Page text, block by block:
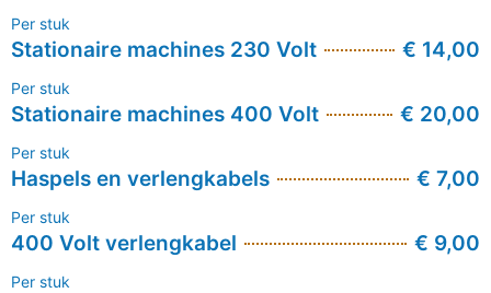
Per stuk
Stationaire machines 230 Volt € 14,00
Per stuk
Stationaire machines 400 Volt € 20,00
Per stuk
Haspels en verlengkabels € 7,00
Per stuk
400 Volt verlengkabel € 9,00
Per stuk